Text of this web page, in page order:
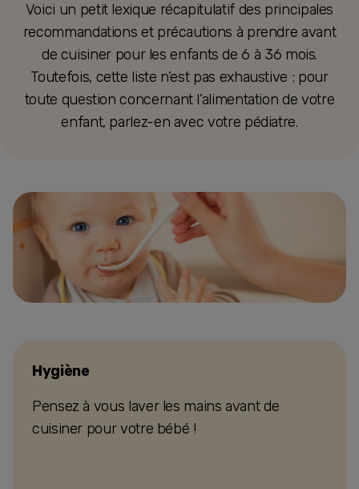
Voici un petit lexique récapitulatif des principales
recommandations et précautions à prendre avant
de cuisiner pour les enfants de 6 à 36 mois.
Toutefois, cette liste n’est pas exhaustive : pour
toute question concernant l’alimentation de votre
enfant, parlez-en avec votre pédiatre.
Hygiène
Pensez à vous laver les mains avant de
cuisiner pour votre bébé !